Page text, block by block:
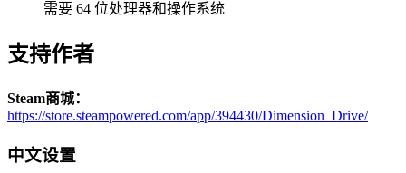
需要 64 位处理器和操作系统
支持作者
Steam商城：
https://store.steampowered.com/app/394430/Dimension_Drive/
中文设置